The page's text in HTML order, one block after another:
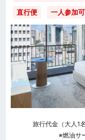
直行便
一人参加可
旅行代金（大人1名
※燃油サ